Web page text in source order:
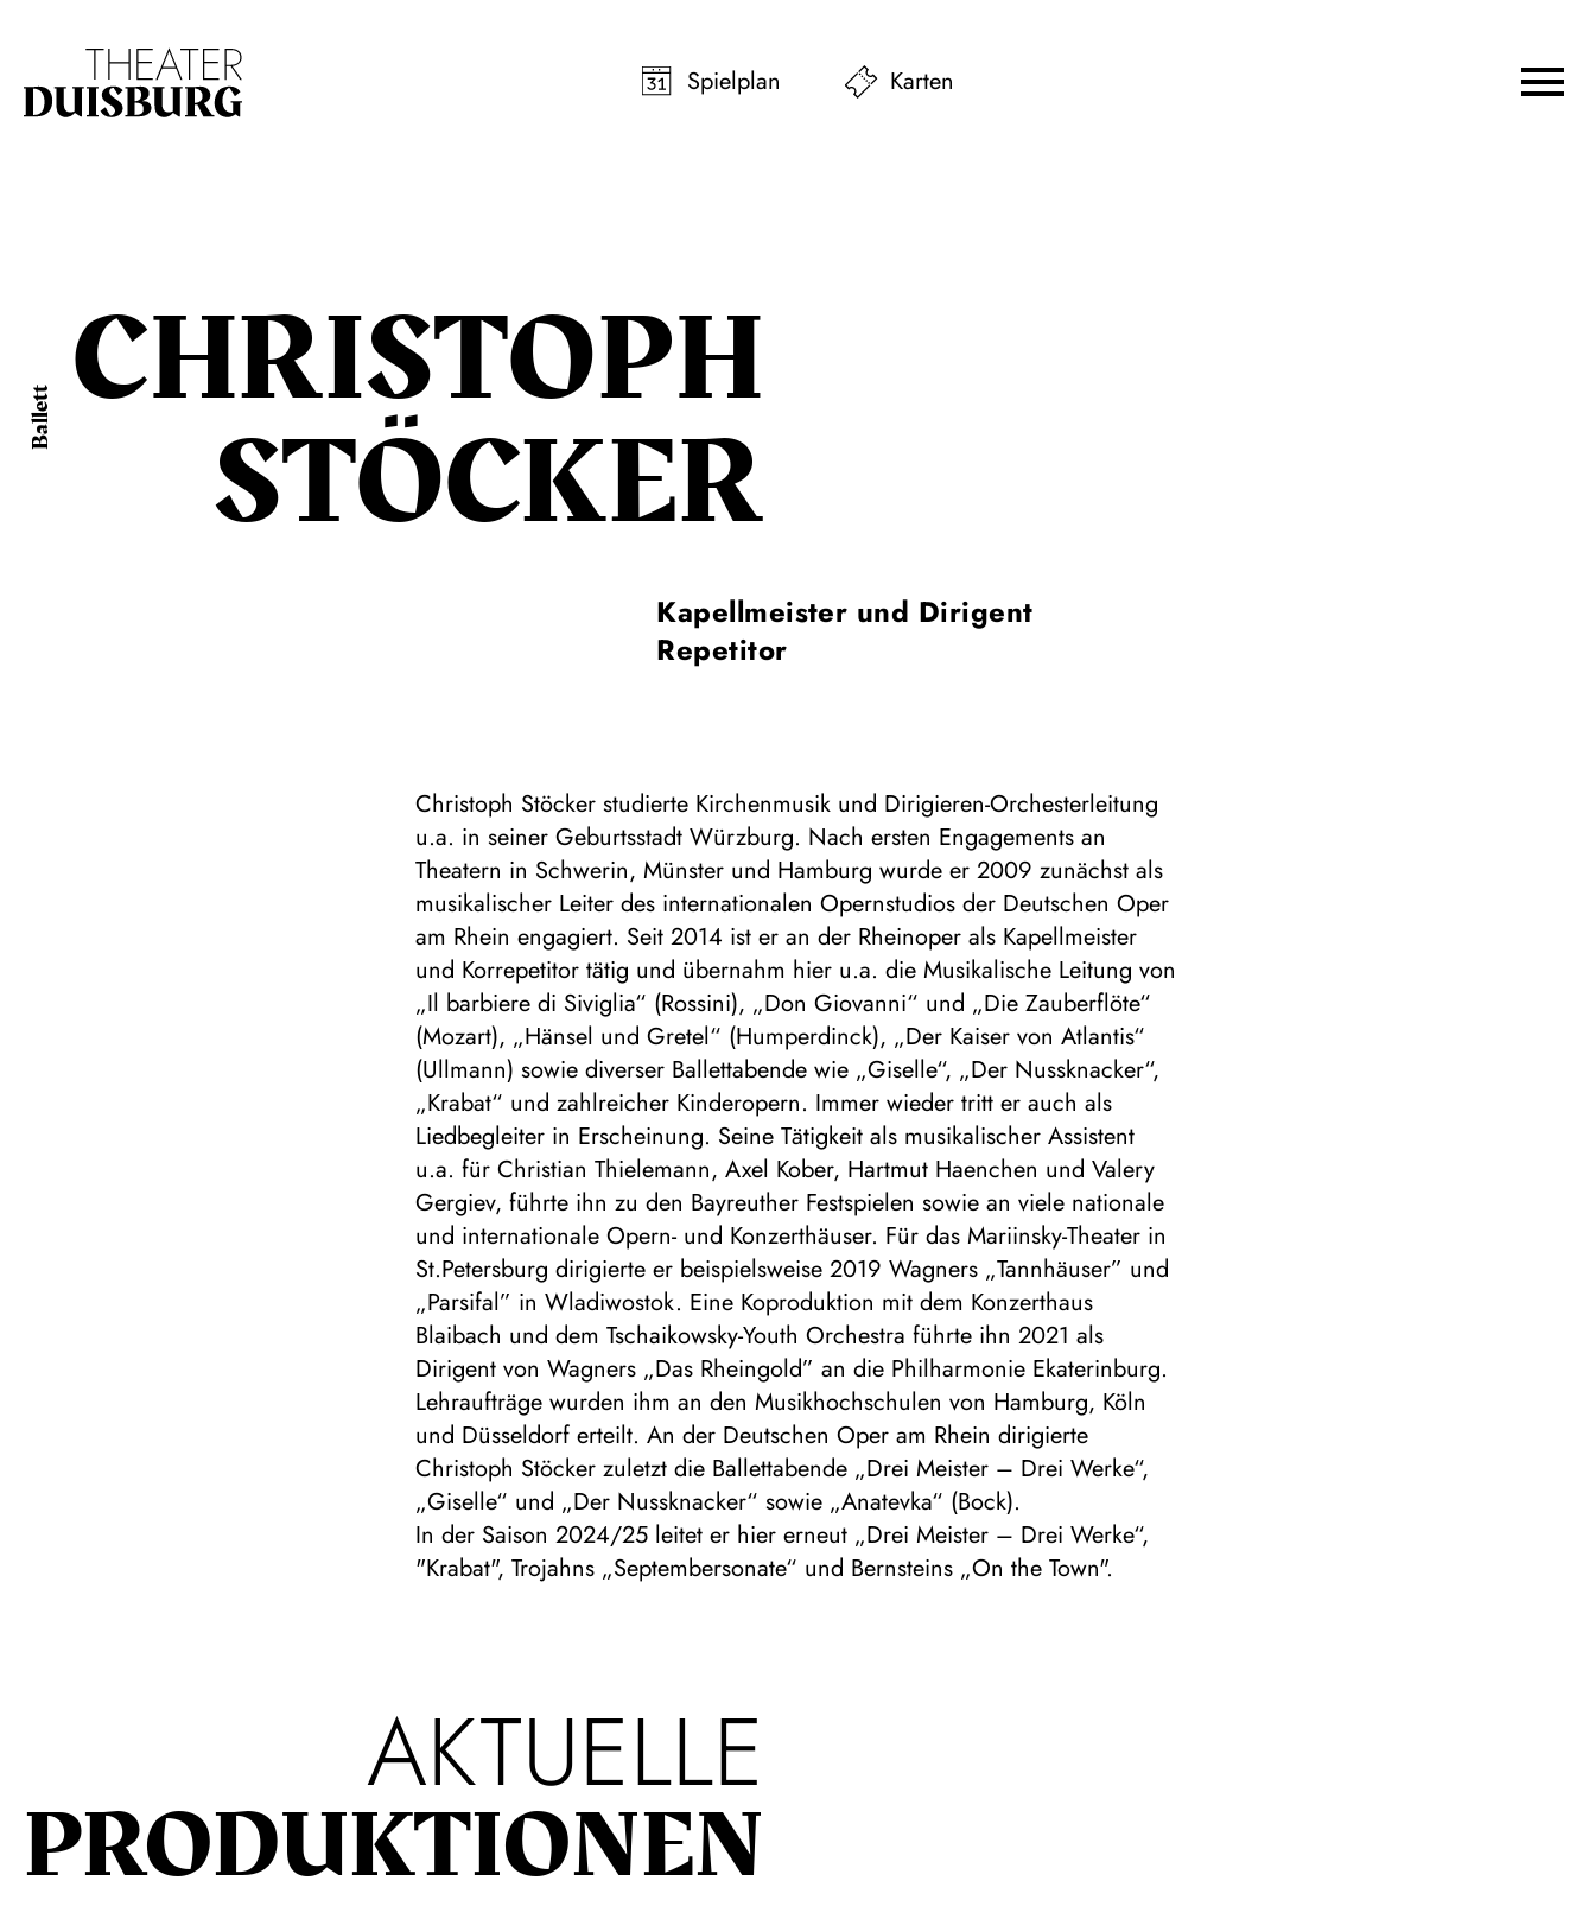
Spielplan
Karten
Ballett CHRISTOPH
STÖCKER
Kapellmeister und Dirigent
Repetitor
Christoph Stöcker studierte Kirchenmusik und Dirigieren-Orchesterleitung
u.a. in seiner Geburtsstadt Würzburg. Nach ersten Engagements an
Theatern in Schwerin, Münster und Hamburg wurde er 2009 zunächst als
musikalischer Leiter des internationalen Opernstudios der Deutschen Oper
am Rhein engagiert. Seit 2014 ist er an der Rheinoper als Kapellmeister
und Korrepetitor tätig und übernahm hier u.a. die Musikalische Leitung von
„Il barbiere di Siviglia“ (Rossini), „Don Giovanni“ und „Die Zauberflöte“
(Mozart), „Hänsel und Gretel“ (Humperdinck), „Der Kaiser von Atlantis“
(Ullmann) sowie diverser Ballettabende wie „Giselle“, „Der Nussknacker“,
„Krabat“ und zahlreicher Kinderopern. Immer wieder tritt er auch als
Liedbegleiter in Erscheinung. Seine Tätigkeit als musikalischer Assistent
u.a. für Christian Thielemann, Axel Kober, Hartmut Haenchen und Valery
Gergiev, führte ihn zu den Bayreuther Festspielen sowie an viele nationale
und internationale Opern- und Konzerthäuser. Für das Mariinsky-Theater in
St.Petersburg dirigierte er beispielsweise 2019 Wagners „Tannhäuser” und
„Parsifal” in Wladiwostok. Eine Koproduktion mit dem Konzerthaus
Blaibach und dem Tschaikowsky-Youth Orchestra führte ihn 2021 als
Dirigent von Wagners „Das Rheingold” an die Philharmonie Ekaterinburg.
Lehraufträge wurden ihm an den Musikhochschulen von Hamburg, Köln
und Düsseldorf erteilt. An der Deutschen Oper am Rhein dirigierte
Christoph Stöcker zuletzt die Ballettabende „Drei Meister – Drei Werke“,
„Giselle“ und „Der Nussknacker“ sowie „Anatevka“ (Bock).
In der Saison 2024/25 leitet er hier erneut „Drei Meister – Drei Werke“,
"Krabat", Trojahns „Septembersonate“ und Bernsteins „On the Town".
AKTUELLE
PRODUKTIONEN